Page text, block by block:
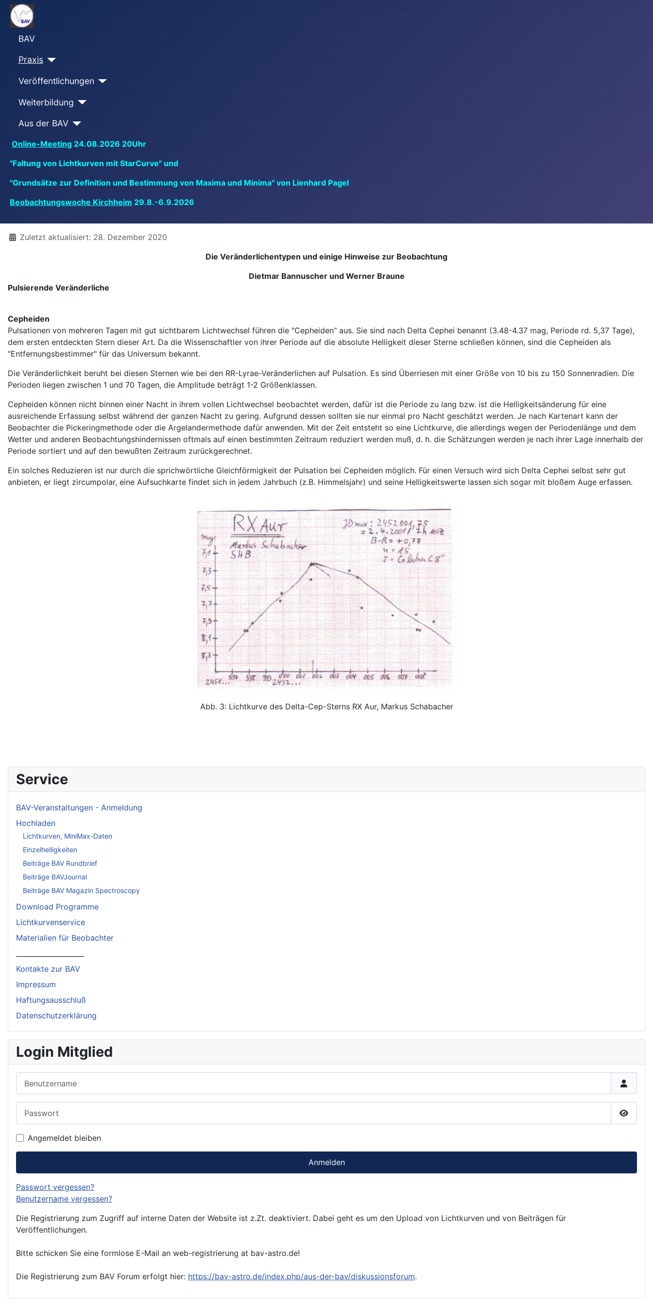
BAV
Praxis
Veröffentlichungen
Weiterbildung
Aus der BAV
Online-Meeting 24.08.2026 20Uhr
"Faltung von Lichtkurven mit StarCurve" und
"Grundsätze zur Definition und Bestimmung von Maxima und Minima" von Lienhard Pagel
Beobachtungswoche Kirchheim 29.8.-6.9.2026
DetailsZuletzt aktualisiert: 28. Dezember 2020
Die Veränderlichentypen und einige Hinweise zur Beobachtung
Dietmar Bannuscher und Werner Braune
Pulsierende Veränderliche
Cepheiden
Pulsationen von mehreren Tagen mit gut sichtbarem Lichtwechsel führen die "Cepheiden" aus. Sie sind nach Delta Cephei benannt (3.48-4.37 mag, Periode rd. 5,37 Tage),
dem ersten entdeckten Stern dieser Art. Da die Wissenschaftler von ihrer Periode auf die absolute Helligkeit dieser Sterne schließen können, sind die Cepheiden als
"Entfernungsbestimmer" für das Universum bekannt.
Die Veränderlichkeit beruht bei diesen Sternen wie bei den RR-Lyrae-Veränderlichen auf Pulsation. Es sind Überriesen mit einer Größe von 10 bis zu 150 Sonnenradien. Die
Perioden liegen zwischen 1 und 70 Tagen, die Amplitude beträgt 1-2 Größenklassen.
Cepheiden können nicht binnen einer Nacht in ihrem vollen Lichtwechsel beobachtet werden, dafür ist die Periode zu lang bzw. ist die Helligkeitsänderung für eine
ausreichende Erfassung selbst während der ganzen Nacht zu gering. Aufgrund dessen sollten sie nur einmal pro Nacht geschätzt werden. Je nach Kartenart kann der
Beobachter die Pickeringmethode oder die Argelandermethode dafür anwenden. Mit der Zeit entsteht so eine Lichtkurve, die allerdings wegen der Periodenlänge und dem
Wetter und anderen Beobachtungshindernissen oftmals auf einen bestimmten Zeitraum reduziert werden muß, d. h. die Schätzungen werden je nach ihrer Lage innerhalb der
Periode sortiert und auf den bewußten Zeitraum zurückgerechnet.
Ein solches Reduzieren ist nur durch die sprichwörtliche Gleichförmigkeit der Pulsation bei Cepheiden möglich. Für einen Versuch wird sich Delta Cephei selbst sehr gut
anbieten, er liegt zircumpolar, eine Aufsuchkarte findet sich in jedem Jahrbuch (z.B. Himmelsjahr) und seine Helligkeitswerte lassen sich sogar mit bloßem Auge erfassen.
Abb. 3: Lichtkurve des Delta-Cep-Sterns RX Aur, Markus Schabacher
Service
BAV-Veranstaltungen - Anmeldung
Hochladen
Lichtkurven, MiniMax-Daten
Einzelhelligkeiten
Beiträge BAV Rundbrief
Beiträge BAVJournal
Beiträge BAV Magazin Spectroscopy
Download Programme
Lichtkurvenservice
Materialien für Beobachter
Kontakte zur BAV
Impressum
Haftungsausschluß
Datenschutzerklärung
Login Mitglied
Angemeldet bleiben
Anmelden
Passwort vergessen?
Benutzername vergessen?
Die Registrierung zum Zugriff auf interne Daten der Website ist z.Zt. deaktiviert. Dabei geht es um den Upload von Lichtkurven und von Beiträgen für
Veröffentlichungen.
Bitte schicken Sie eine formlose E-Mail an web-registrierung at bav-astro.de!
Die Registrierung zum BAV Forum erfolgt hier: https://bav-astro.de/index.php/aus-der-bav/diskussionsforum.